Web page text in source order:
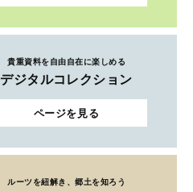
貴重資料を自由自在に楽しめる
デジタルコレクション
ページを見る
ルーツを紐解き、郷土を知ろう